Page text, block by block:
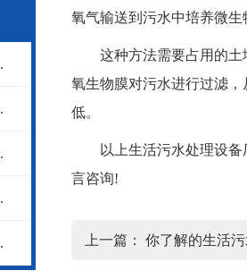
氧气输送到污水中培养微生
这种方法需要占用的土地
氧生物膜对污水进行过滤
低。
以上生活污水处理设备厂
言咨询!
上一篇： 你了解的生活